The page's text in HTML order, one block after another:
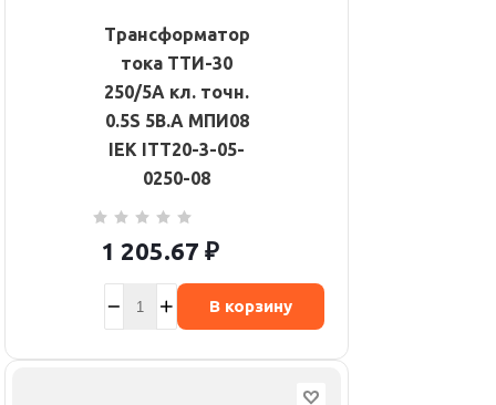
Трансформатор
тока ТТИ-30
250/5А кл. точн.
0.5S 5В.А МПИ08
IEK ITT20-3-05-
0250-08
1 205.67 ₽
В корзину